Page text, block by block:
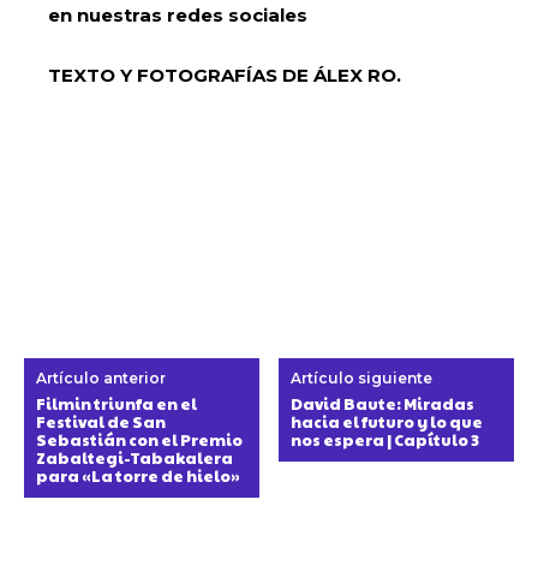
en nuestras redes sociales
TEXTO Y FOTOGRAFÍAS DE ÁLEX RO.
Artículo anterior
Filmin triunfa en el
Festival de San
Sebastián con el Premio
Zabaltegi-Tabakalera
para «La torre de hielo»
Artículo siguiente
David Baute: Miradas
hacia el futuro y lo que
nos espera | Capítulo 3